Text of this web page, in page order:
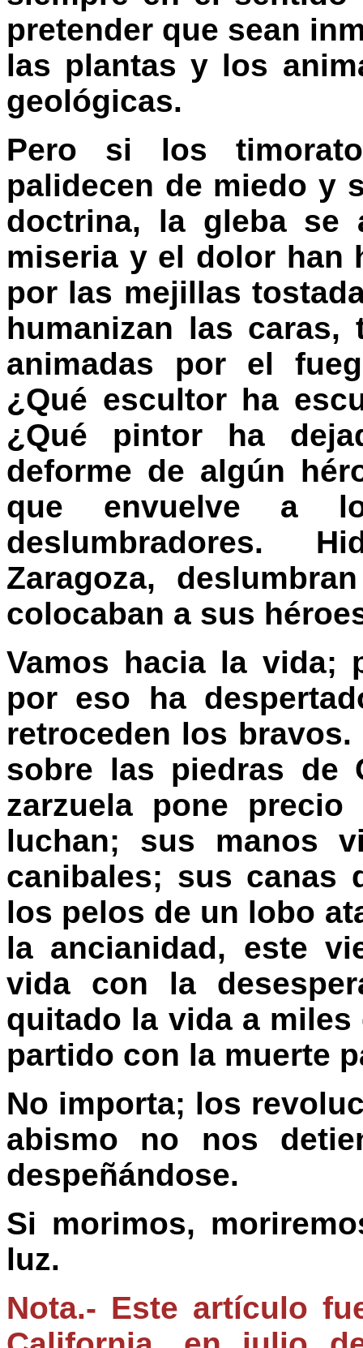
pretender que sean
las plantas y los
geológicas.
Pero si los
palidecen de miedo y
doctrina, la gleba se
miseria y el dolor han
por las mejillas
humanizan las caras,
animadas por el
¿Qué escultor ha
¿Qué pintor ha
deforme de algún
que envuelve a
deslumbradores.
Zaragoza,
colocaban a sus
Vamos hacia la vida;
por eso ha
retroceden los
sobre las piedras de
zarzuela pone
luchan; sus manos
canibales; sus canas
los pelos de un lobo
la ancianidad, este
vida con la
quitado la vida a
partido con la muerte
No importa; los
abismo no nos
despeñándose.
Si morimos,
luz.
Nota.- Este artículo